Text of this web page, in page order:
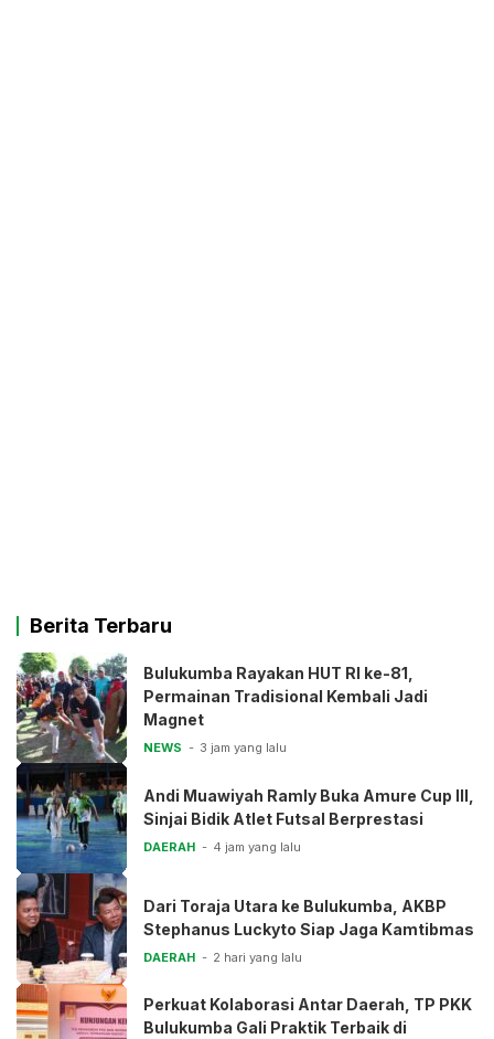
Berita Terbaru
Bulukumba Rayakan HUT RI ke-81,
Permainan Tradisional Kembali Jadi
Magnet
NEWS 3 jam yang lalu
Andi Muawiyah Ramly Buka Amure Cup III,
Sinjai Bidik Atlet Futsal Berprestasi
DAERAH 4 jam yang lalu
Dari Toraja Utara ke Bulukumba, AKBP
Stephanus Luckyto Siap Jaga Kamtibmas
DAERAH 2 hari yang lalu
Perkuat Kolaborasi Antar Daerah, TP PKK
Bulukumba Gali Praktik Terbaik di